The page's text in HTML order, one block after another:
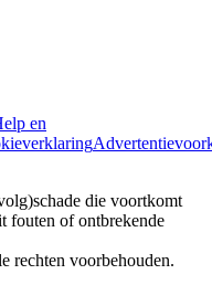
en
die voortkomt
fouten of ontbrekende
rechten voorbehouden.